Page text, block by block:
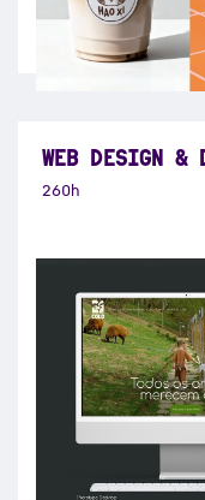
WEB DESIGN &
260h